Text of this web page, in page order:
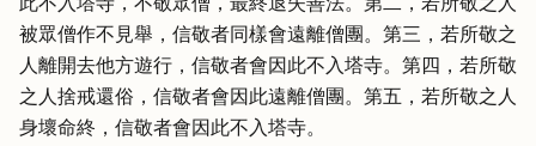
被眾僧作不見舉，信敬者同樣會遠離僧團。第三，若所敬之
人離開去他方遊行，信敬者會因此不入塔寺。第四，若所敬
之人捨戒還俗，信敬者會因此遠離僧團。第五，若所敬之人
身壞命終，信敬者會因此不入塔寺。